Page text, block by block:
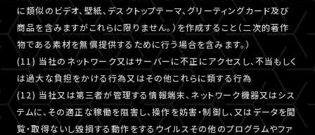
に類似のビデオ、壁紙、デスクトップテーマ、グリーティングカード及び
商品を含みますがこれらに限りません。）を作成すること（二次的著作
物である素材を無償提供するために行う場合を含みます。）
(11) 当社のネットワーク又はサーバーに不正にアクセスし、不当もしく
は過大な負担をかける行為又はその他これらに類する行為
(12) 当社又は第三者が管理する情報端末、ネットワーク機器又はシス
テムに、その適正な稼働を阻害し、操作を妨害・制御し、又はデータを閲
覧・取得ないし毀損する動作をするウイルスその他のプログラムやファ